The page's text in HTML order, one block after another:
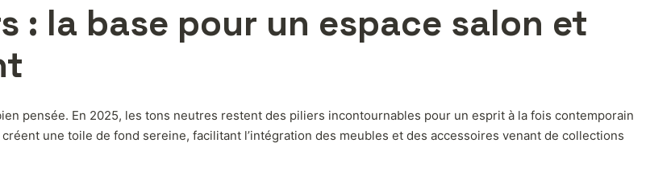
: la base pour un espace salon et
pensée. En 2025, les tons neutres restent des piliers incontournables pour un esprit à la fois contemporain
une toile de fond sereine, facilitant l’intégration des meubles et des accessoires venant de collections